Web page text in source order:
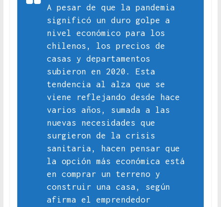
A pesar de que la pandemia
significó un duro golpe a
nivel económico para los
chilenos, los precios de
casas y departamentos
subieron en 2020. Esta
tendencia al alza que se
viene reflejando desde hace
varios años, sumada a las
nuevas necesidades que
surgieron de la crisis
sanitaria, hacen pensar que
la opción más económica está
en comprar un terreno y
construir una casa, según
afirma el emprendedor